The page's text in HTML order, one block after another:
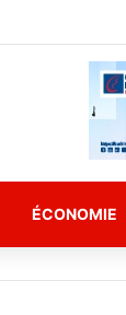
ÉCONOMIE